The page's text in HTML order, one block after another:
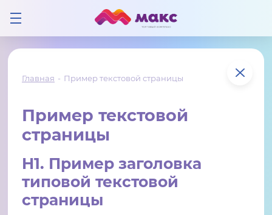
Главная Пример текстовой страницы
Пример текстовой
страницы
H1. Пример заголовка
типовой текстовой
страницы